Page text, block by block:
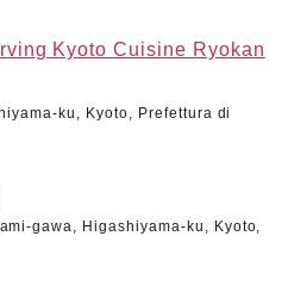
Kyoto Cuisine Ryokan
ku, Kyoto, Prefettura di
gawa, Higashiyama-ku, Kyoto,